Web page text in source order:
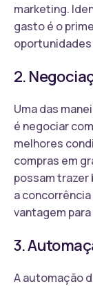
marketing.
gasto é o
2.
Uma das
é negociar
melhores
compras em
possam
a
vantagem
3.
A automação